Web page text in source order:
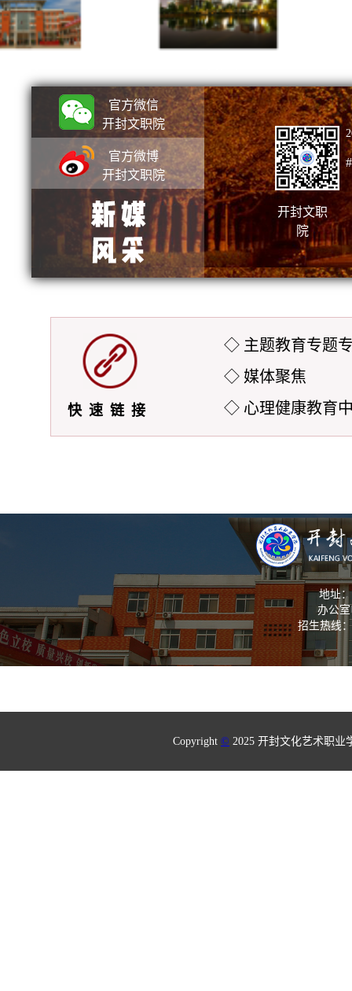
官方微信
开封文职院
官方微博
开封文职院
开封文职
院
快速链接
◇ 主题教育专题
◇ 媒体聚焦
◇ 心理健康教育
地址
办公室
招生热线
Copyright © 2025 开封文化艺术职